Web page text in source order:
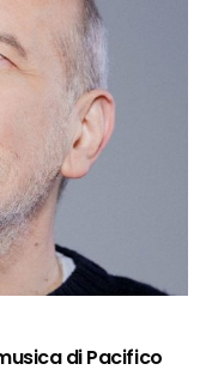
di Pacifico